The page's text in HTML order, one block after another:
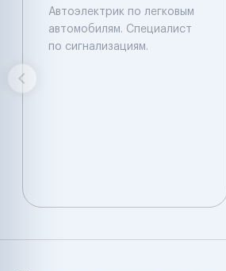
Автоэлектрик по легковым
автомобилям. Специалист
по сигнализациям.